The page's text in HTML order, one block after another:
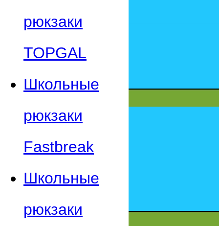
рюкзаки
TOPGAL
Школьные
рюкзаки
Fastbreak
Школьные
рюкзаки